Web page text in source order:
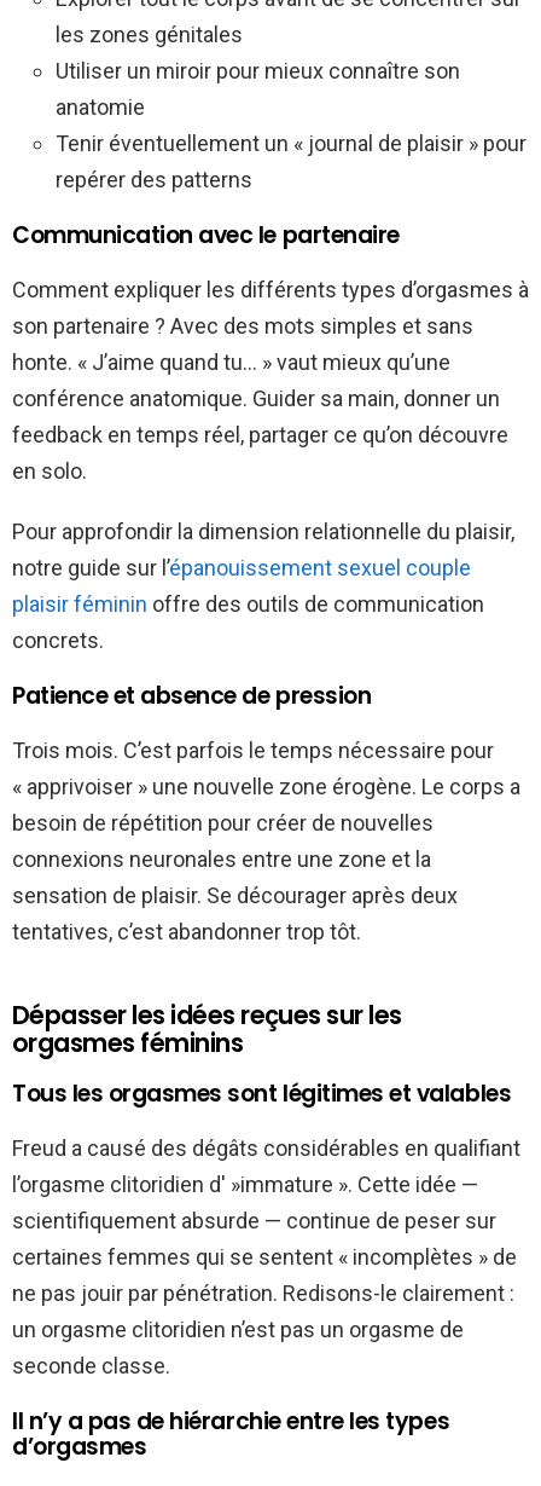
les zones génitales
Utiliser un miroir pour mieux connaître son
anatomie
Tenir éventuellement un « journal de plaisir » pour
repérer des patterns
Communication avec le partenaire
Comment expliquer les différents types d’orgasmes à
son partenaire ? Avec des mots simples et sans
honte. « J’aime quand tu… » vaut mieux qu’une
conférence anatomique. Guider sa main, donner un
feedback en temps réel, partager ce qu’on découvre
en solo.
Pour approfondir la dimension relationnelle du plaisir,
notre guide sur l’épanouissement sexuel couple
plaisir féminin offre des outils de communication
concrets.
Patience et absence de pression
Trois mois. C’est parfois le temps nécessaire pour
« apprivoiser » une nouvelle zone érogène. Le corps a
besoin de répétition pour créer de nouvelles
connexions neuronales entre une zone et la
sensation de plaisir. Se décourager après deux
tentatives, c’est abandonner trop tôt.
Dépasser les idées reçues sur les
orgasmes féminins
Tous les orgasmes sont légitimes et valables
Freud a causé des dégâts considérables en qualifiant
l’orgasme clitoridien d' »immature ». Cette idée —
scientifiquement absurde — continue de peser sur
certaines femmes qui se sentent « incomplètes » de
ne pas jouir par pénétration. Redisons-le clairement :
un orgasme clitoridien n’est pas un orgasme de
seconde classe.
Il n’y a pas de hiérarchie entre les types
d’orgasmes